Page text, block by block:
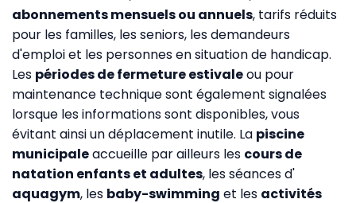
abonnements mensuels ou annuels, tarifs réduits
pour les familles, les seniors, les demandeurs
d'emploi et les personnes en situation de handicap.
Les périodes de fermeture estivaleou pour
maintenance technique sont également signalées
lorsque les informations sont disponibles, vous
évitant ainsi un déplacement inutile. La piscine
municipaleaccueille par ailleurs les cours de
natation enfants et adultes, les séances d'
aquagym, les baby-swimming et les activités